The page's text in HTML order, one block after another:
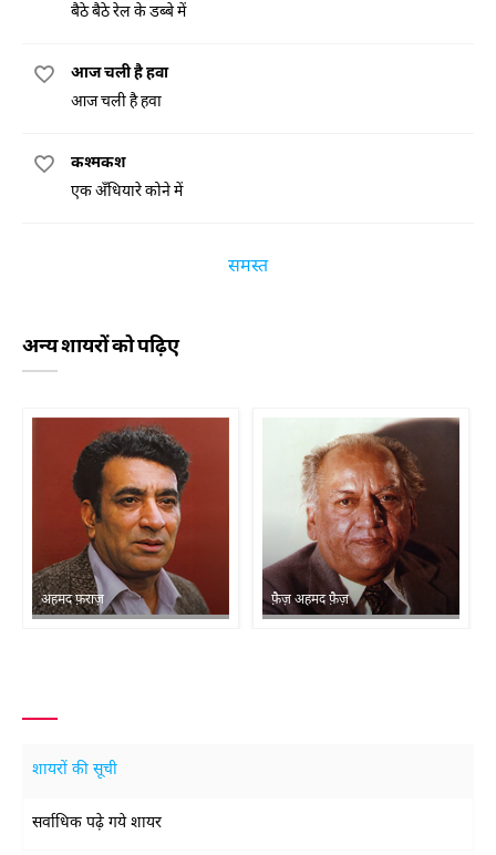
बैठे बैठे रेल के डब्बे में
आज चली है हवा
आज चली है हवा
कश्मकश
एक अँधियारे कोने में
समस्त
अन्य शायरों को पढ़िए
अहमद फ़राज़ फ़ैज़ अहमद फ़ैज़
शायरों की सूची
सर्वाधिक पढ़े गये शायर